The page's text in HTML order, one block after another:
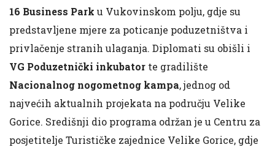
16 Business Park u Vukovinskom polju, gdje su
predstavljene mjere za poticanje poduzetništva i
privlačenje stranih ulaganja. Diplomati su obišli i
VG Poduzetnički inkubator te gradilište
Nacionalnog nogometnog kampa, jednog od
najvećih aktualnih projekata na području Velike
Gorice. Središnji dio programa održan je u Centru za
posjetitelje Turističke zajednice Velike Gorice, gdje